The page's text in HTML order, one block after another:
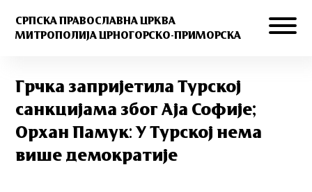
СРПСКА ПРАВОСЛАВНА ЦРКВА
МИТРОПОЛИЈА ЦРНОГОРСКО-ПРИМОРСКА
Грчка запријетила Турској
санкцијама због Аја Софије;
Орхан Памук: У Турској нема
више демократије